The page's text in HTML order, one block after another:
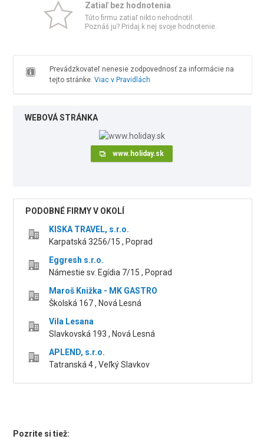
Zatiaľ bez hodnotenia
Túto firmu zatiaľ nikto nehodnotil.
Poznáš ju? Pridaj k nej svoje hodnotenie.
Prevádzkovateľ nenesie zodpovednosť za informácie na
tejto stránke. Viac v Pravidlách
WEBOVÁ STRÁNKA
www.holiday.sk
PODOBNÉ FIRMY V OKOLÍ
KISKA TRAVEL, s.r.o.
Karpatská 3256/15 , Poprad
Eggresh s.r.o.
Námestie sv. Egídia 7/15 , Poprad
Maroš Knižka - MK GASTRO
Školská 167 , Nová Lesná
Vila Lesana
Slavkovská 193 , Nová Lesná
APLEND, s.r.o.
Tatranská 4 , Veľký Slavkov
Pozrite si tiež: